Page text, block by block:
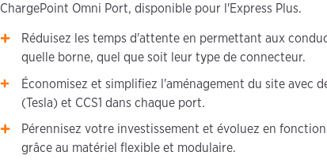
ChargePoint Omni Port, disponible pour l'Express Plus.
Réduisez les temps d'attente en permettant aux
quelle borne, quel que soit leur type de connecteur.
Économisez et simplifiez l'aménagement du site avec
(Tesla) et CCS1 dans chaque port.
Pérennisez votre investissement et évoluez en
grâce au matériel flexible et modulaire.